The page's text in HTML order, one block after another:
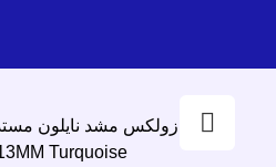
Enlarge the image